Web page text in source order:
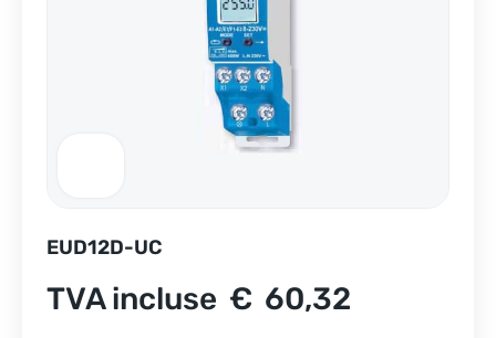
EUD12D-UC
€ 60,32
TVA incluse